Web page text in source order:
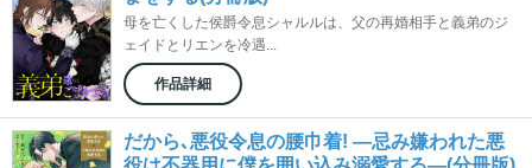
母を亡くした侯爵令息シャルルは、父の再婚相手と義弟のジ
ェイドとリエンを冷遇...
作品詳細
だから､悪役令息の腰巾着! ―忌み嫌われた悪